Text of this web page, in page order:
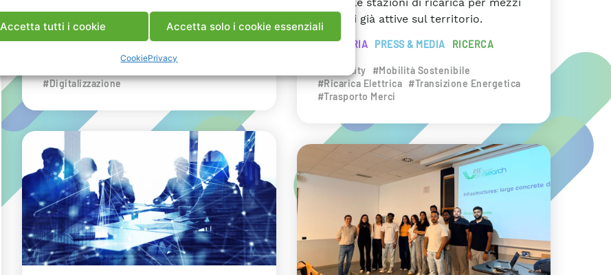
Accetta tutti i cookie Accetta solo i cookie essenziali
CookiePrivacy
del convegno targato I-Com.
INDUSTRIA RICERCA
#Digitalizzazione
pesanti già attive sul territorio.
INDUSTRIA PRESS & MEDIA RICERCA
#eMobility
#Mobilità Sostenibile
#Ricarica Elettrica #Transizione Energetica
#Trasporto Merci